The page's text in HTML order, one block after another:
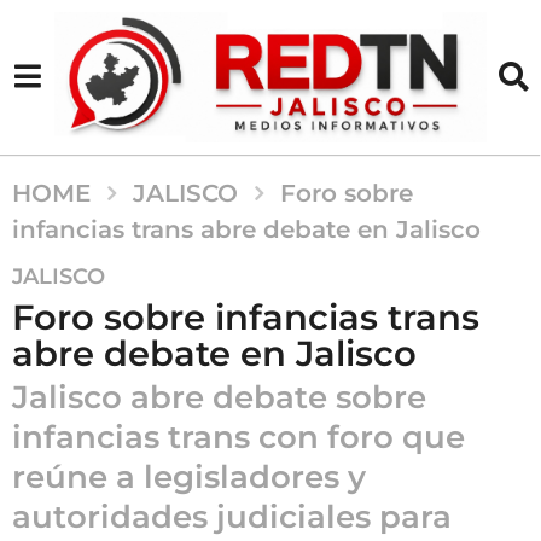
HOME JALISCO
Foro sobre
infancias trans abre debate en Jalisco
5
m
e
s
e
s
a
g
5
JALISCO
Foro sobre infancias trans
abre debate en Jalisco
Jalisco abre debate sobre
infancias trans con foro que
reúne a legisladores y
autoridades judiciales para